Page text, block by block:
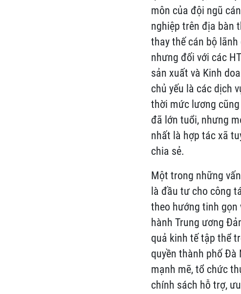
môn của đội ngũ
nghiệp trên địa bàn
thay thế cán bộ lãnh
nhưng đối với các
sản xuất và Kinh
chủ yếu là các dịch
thời mức lương
đã lớn tuổi, nhưng
nhất là hợp tác xã
chia sẻ.
Một trong những
là đầu tư cho công
theo hướng tinh gọn
hành Trung ương
quả kinh tế tập thể
quyền thành phố Đà
mạnh mẽ, tổ chức
chính sách hỗ trợ,